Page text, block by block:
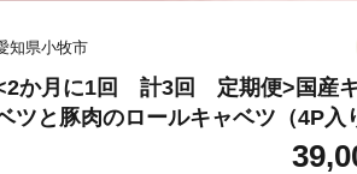
知県小牧市
か月に1回 計3回 定期便>国産
ツと豚肉のロールキャベツ（4P入